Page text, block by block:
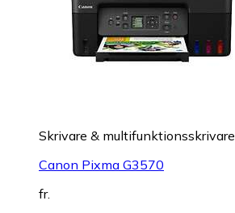
Skrivare & multifunktionsskrivare
Canon Pixma G3570
fr.